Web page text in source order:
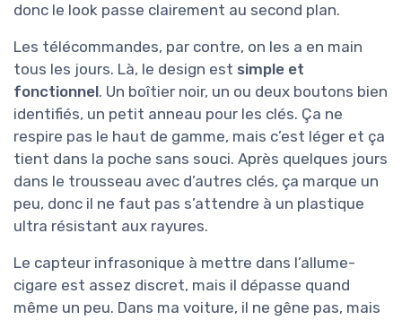
donc le look passe clairement au second plan.
Les télécommandes, par contre, on les a en main
tous les jours. Là, le design est simple et
fonctionnel. Un boîtier noir, un ou deux boutons bien
identifiés, un petit anneau pour les clés. Ça ne
respire pas le haut de gamme, mais c’est léger et ça
tient dans la poche sans souci. Après quelques jours
dans le trousseau avec d’autres clés, ça marque un
peu, donc il ne faut pas s’attendre à un plastique
ultra résistant aux rayures.
Le capteur infrasonique à mettre dans l’allume-
cigare est assez discret, mais il dépasse quand
même un peu. Dans ma voiture, il ne gêne pas, mais